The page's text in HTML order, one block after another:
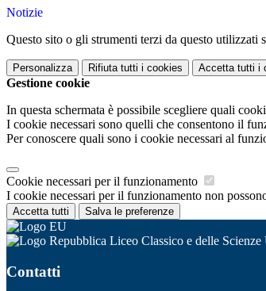
Notizie
Questo sito o gli strumenti terzi da questo
Personalizza Rifiuta tutti i cookies Accetta tutti i
Gestione cookie
In questa schermata è possibile scegliere quali
I cookie necessari sono quelli che consentono il
Per conoscere quali sono i cookie necessari al
Cookie necessari per il funzionamento
I cookie necessari per il funzionamento non
Accetta tutti Salva le preferenze
Liceo Classico e delle
Contatti